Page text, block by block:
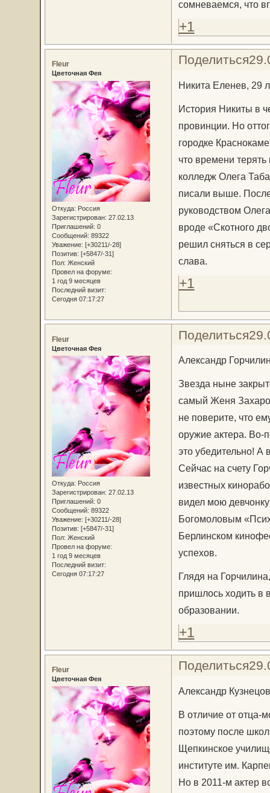
сомневаемся, что
+1
Поделиться
Fleur
Цветочная Фея
Откуда: Россия
Зарегистрирован: 27.02.13
Приглашений: 0
Сообщений: 89322
Уважение: [+30211/-28]
Позитив: [+5847/-31]
Пол: Женский
Провел на форуме:
1 год 9 месяцев
Последний визит:
Сегодня 07:17:27
Никита Еленев, 29
История Никиты в
провинции. Но
городке
что времени терять
колледж Олега
писали выше.
руководством
вроде «Скотного
решил сняться в
слава.
+1
Поделиться
Fleur
Цветочная Фея
Откуда: Россия
Зарегистрирован: 27.02.13
Приглашений: 0
Сообщений: 89322
Уважение: [+30211/-28]
Позитив: [+5847/-31]
Пол: Женский
Провел на форуме:
1 год 9 месяцев
Последний визит:
Сегодня 07:17:27
Александр
Звезда ныне
самый Женя
не поверите, что
оружие актера. Во-
это убедительно! А
Сейчас на счету
известных
видел мою
Богомоловым
Берлинском
успехов.
Глядя на
пришлось ходить в
образовании.
+1
Поделиться
Fleur
Цветочная Фея
Александр
В отличие от отца-
поэтому после
Щепкинское
институте им.
Но в 2011-м актер